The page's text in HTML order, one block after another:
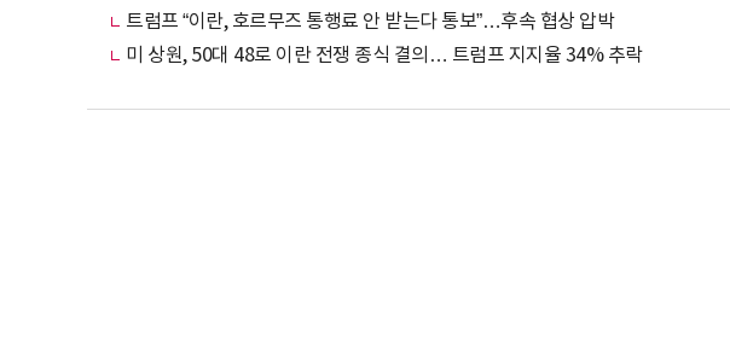
트럼프 “이란, 호르무즈 통행료 안 받는다 통보”…후속 협상 압박
미 상원, 50대 48로 이란 전쟁 종식 결의… 트럼프 지지율 34% 추락